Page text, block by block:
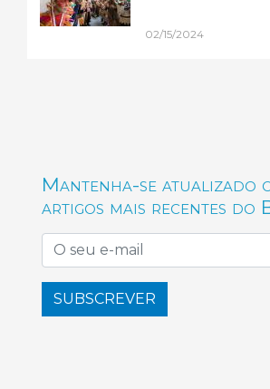
02/15/2024
Mantenha-se atualizado
artigos mais recentes do
SUBSCREVER